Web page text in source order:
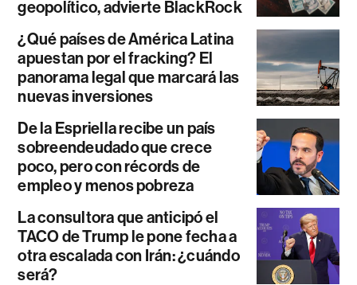
geopolítico, advierte BlackRock
¿Qué países de América Latina
apuestan por el fracking? El
panorama legal que marcará las
nuevas inversiones
De la Espriella recibe un país
sobreendeudado que crece
poco, pero con récords de
empleo y menos pobreza
La consultora que anticipó el
TACO de Trump le pone fecha a
otra escalada con Irán: ¿cuándo
será?